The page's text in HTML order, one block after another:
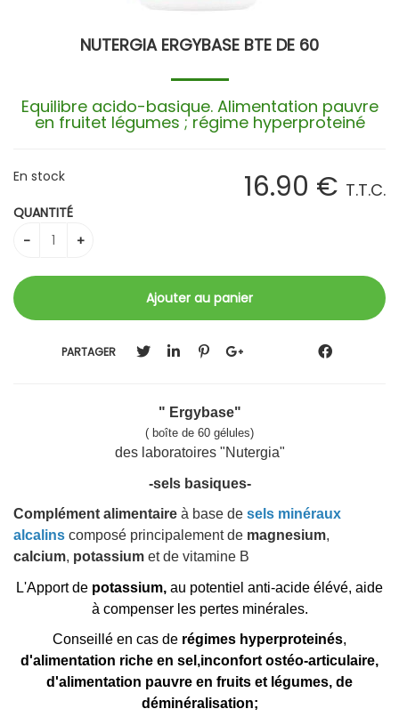
NUTERGIA ERGYBASE BTE DE 60
Equilibre acido-basique. Alimentation pauvre
en fruitet légumes ; régime hyperproteiné
16.90 € T.T.C.
En stock
QUANTITÉ
PARTAGER
" Ergybase"
( boîte de 60 gélules)
des laboratoires "Nutergia"
-sels basiques-
Complément alimentaire à base de sels minéraux
alcalins composé principalement de magnesium,
calcium, potassium et de vitamine B
L'Apport de potassium, au potentiel anti-acide élévé, aide
à compenser les pertes minérales.
Conseillé en cas de régimes hyperproteinés,
d'alimentation riche en sel,inconfort ostéo-articulaire,
d'alimentation pauvre en fruits et légumes, de
déminéralisation;